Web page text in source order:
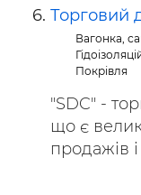
Торговий
Вагонка,
Покрівля
"SDC" -
що є
продажів